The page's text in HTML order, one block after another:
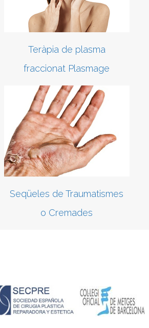
Teràpia de plasma
fraccionat Plasmage
Seqüeles de Traumatismes
o Cremades